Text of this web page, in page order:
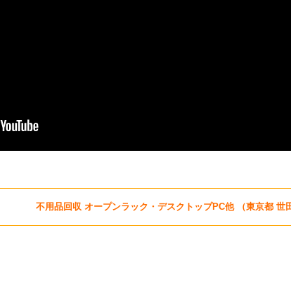
不用品回収 オープンラック・デスクトップPC他 （東京都 世